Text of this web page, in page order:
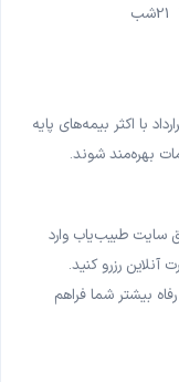
21شب
با اکثر بیمه‌های پایه
بهره‌مند شوند.
سایت طبیب‌یاب وارد
آنلاین رزرو کنید.
بیشتر شما فراهم